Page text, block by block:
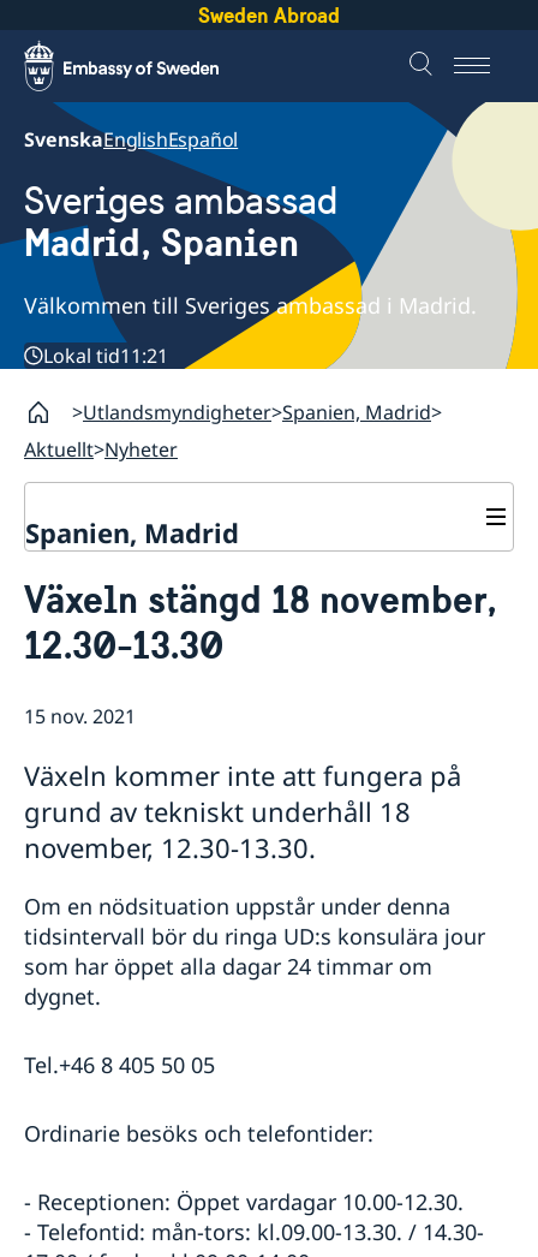
Sweden Abroad
SvenskaEnglishEspañol
Sveriges ambassad
Madrid, Spanien
Välkommen till Sveriges ambassad i Madrid.
Lokal tid11:21
Utlandsmyndigheter Spanien, Madrid
Aktuellt Nyheter
Spanien, Madrid
Om oss
Ambassadens personal
Dataskyddspolicy (GDPR)
Lediga tjänster
Så stöttar vi svenska företag
Team Sweden
Svenska företag i Spanien
Anmäl handelshinder
Nyheter
evenemang
Svenskrelaterade kontakter i Spanien
Växeln stängd 18 november,
12.30-13.30
15 nov. 2021
Växeln kommer inte att fungera på
grund av tekniskt underhåll 18
november, 12.30-13.30.
Om en nödsituation uppstår under denna
tidsintervall bör du ringa UD:s konsulära jour
som har öppet alla dagar 24 timmar om
dygnet.
Tel.+46 8 405 50 05
Ordinarie besöks och telefontider:
- Receptionen: Öppet vardagar 10.00-12.30.
- Telefontid: mån-tors: kl.09.00-13.30. / 14.30-